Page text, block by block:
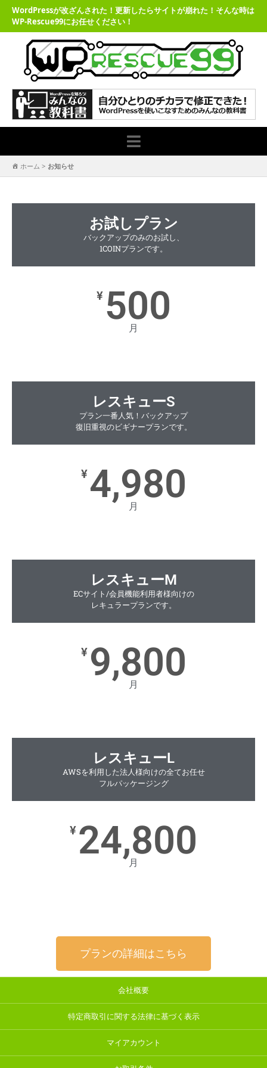
WordPressが改ざんされた！更新したらサイトが崩れた！そんな時は
WP-Rescue99にお任せください！
ホーム > お知らせ
お試しプラン
バックアップのみのお試し、
1COINプランです。
¥ 500
月
レスキューS
プラン一番人気！バックアップ
復旧重視のビギナープランです。
¥4,980
月
レスキューM
ECサイト/会員機能利用者様向けの
レキュラープランです。
¥ 9,800
月
レスキューL
AWSを利用した法人様向けの全てお任せ
フルパッケージング
¥ 24,800
月
プランの詳細はこちら
会社概要
特定商取引に関する法律に基づく表示
マイアカウント